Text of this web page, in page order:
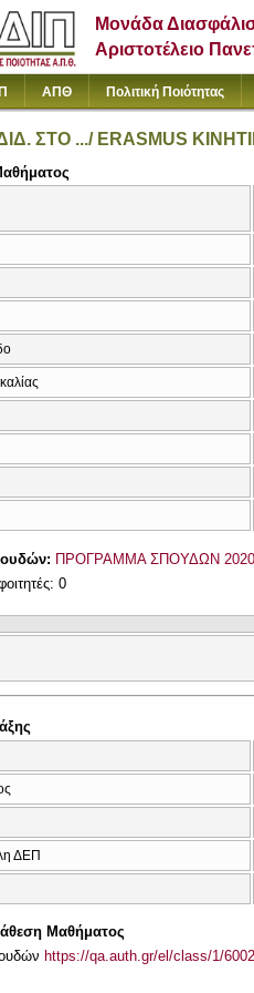
Μονάδα
Αριστοτέλειο
ΑΠΘ Πολιτική Ποιότητας
ΣΤΟ .../ ERASMUS
ΠΡΟΓΡΑΜΜΑ ΣΠΟΥΔΩΝ
0
ΔΕΠ
Μαθήματος
https://qa.auth.gr/el/class/1/